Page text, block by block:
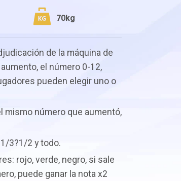
70kg
de la máquina de
el número 0-12,
pueden elegir uno o
mismo número que aumentó,
3?1/2 y todo.
rojo, verde, negro, si sale
puede ganar la nota x2